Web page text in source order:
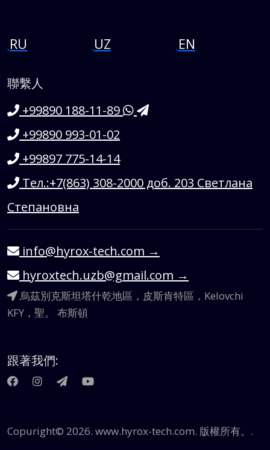
RU UZ EN
聯繫人
+99890 188-11-89
+99890 993-01-02
+99897 775-14-14
Тел.:+7(863) 308-2000 доб. 203 Светлана
Степановна
info@hyrox-tech.com →
hyroxtech.uzb@gmail.com →
烏茲別克斯坦塔什乾地區，皮斯肯特區，Kelovchi
KFY，聖。 布斯頓
跟著我們:
Сopuright© 2026. www.hyrox-tech.com. 版權所有。.